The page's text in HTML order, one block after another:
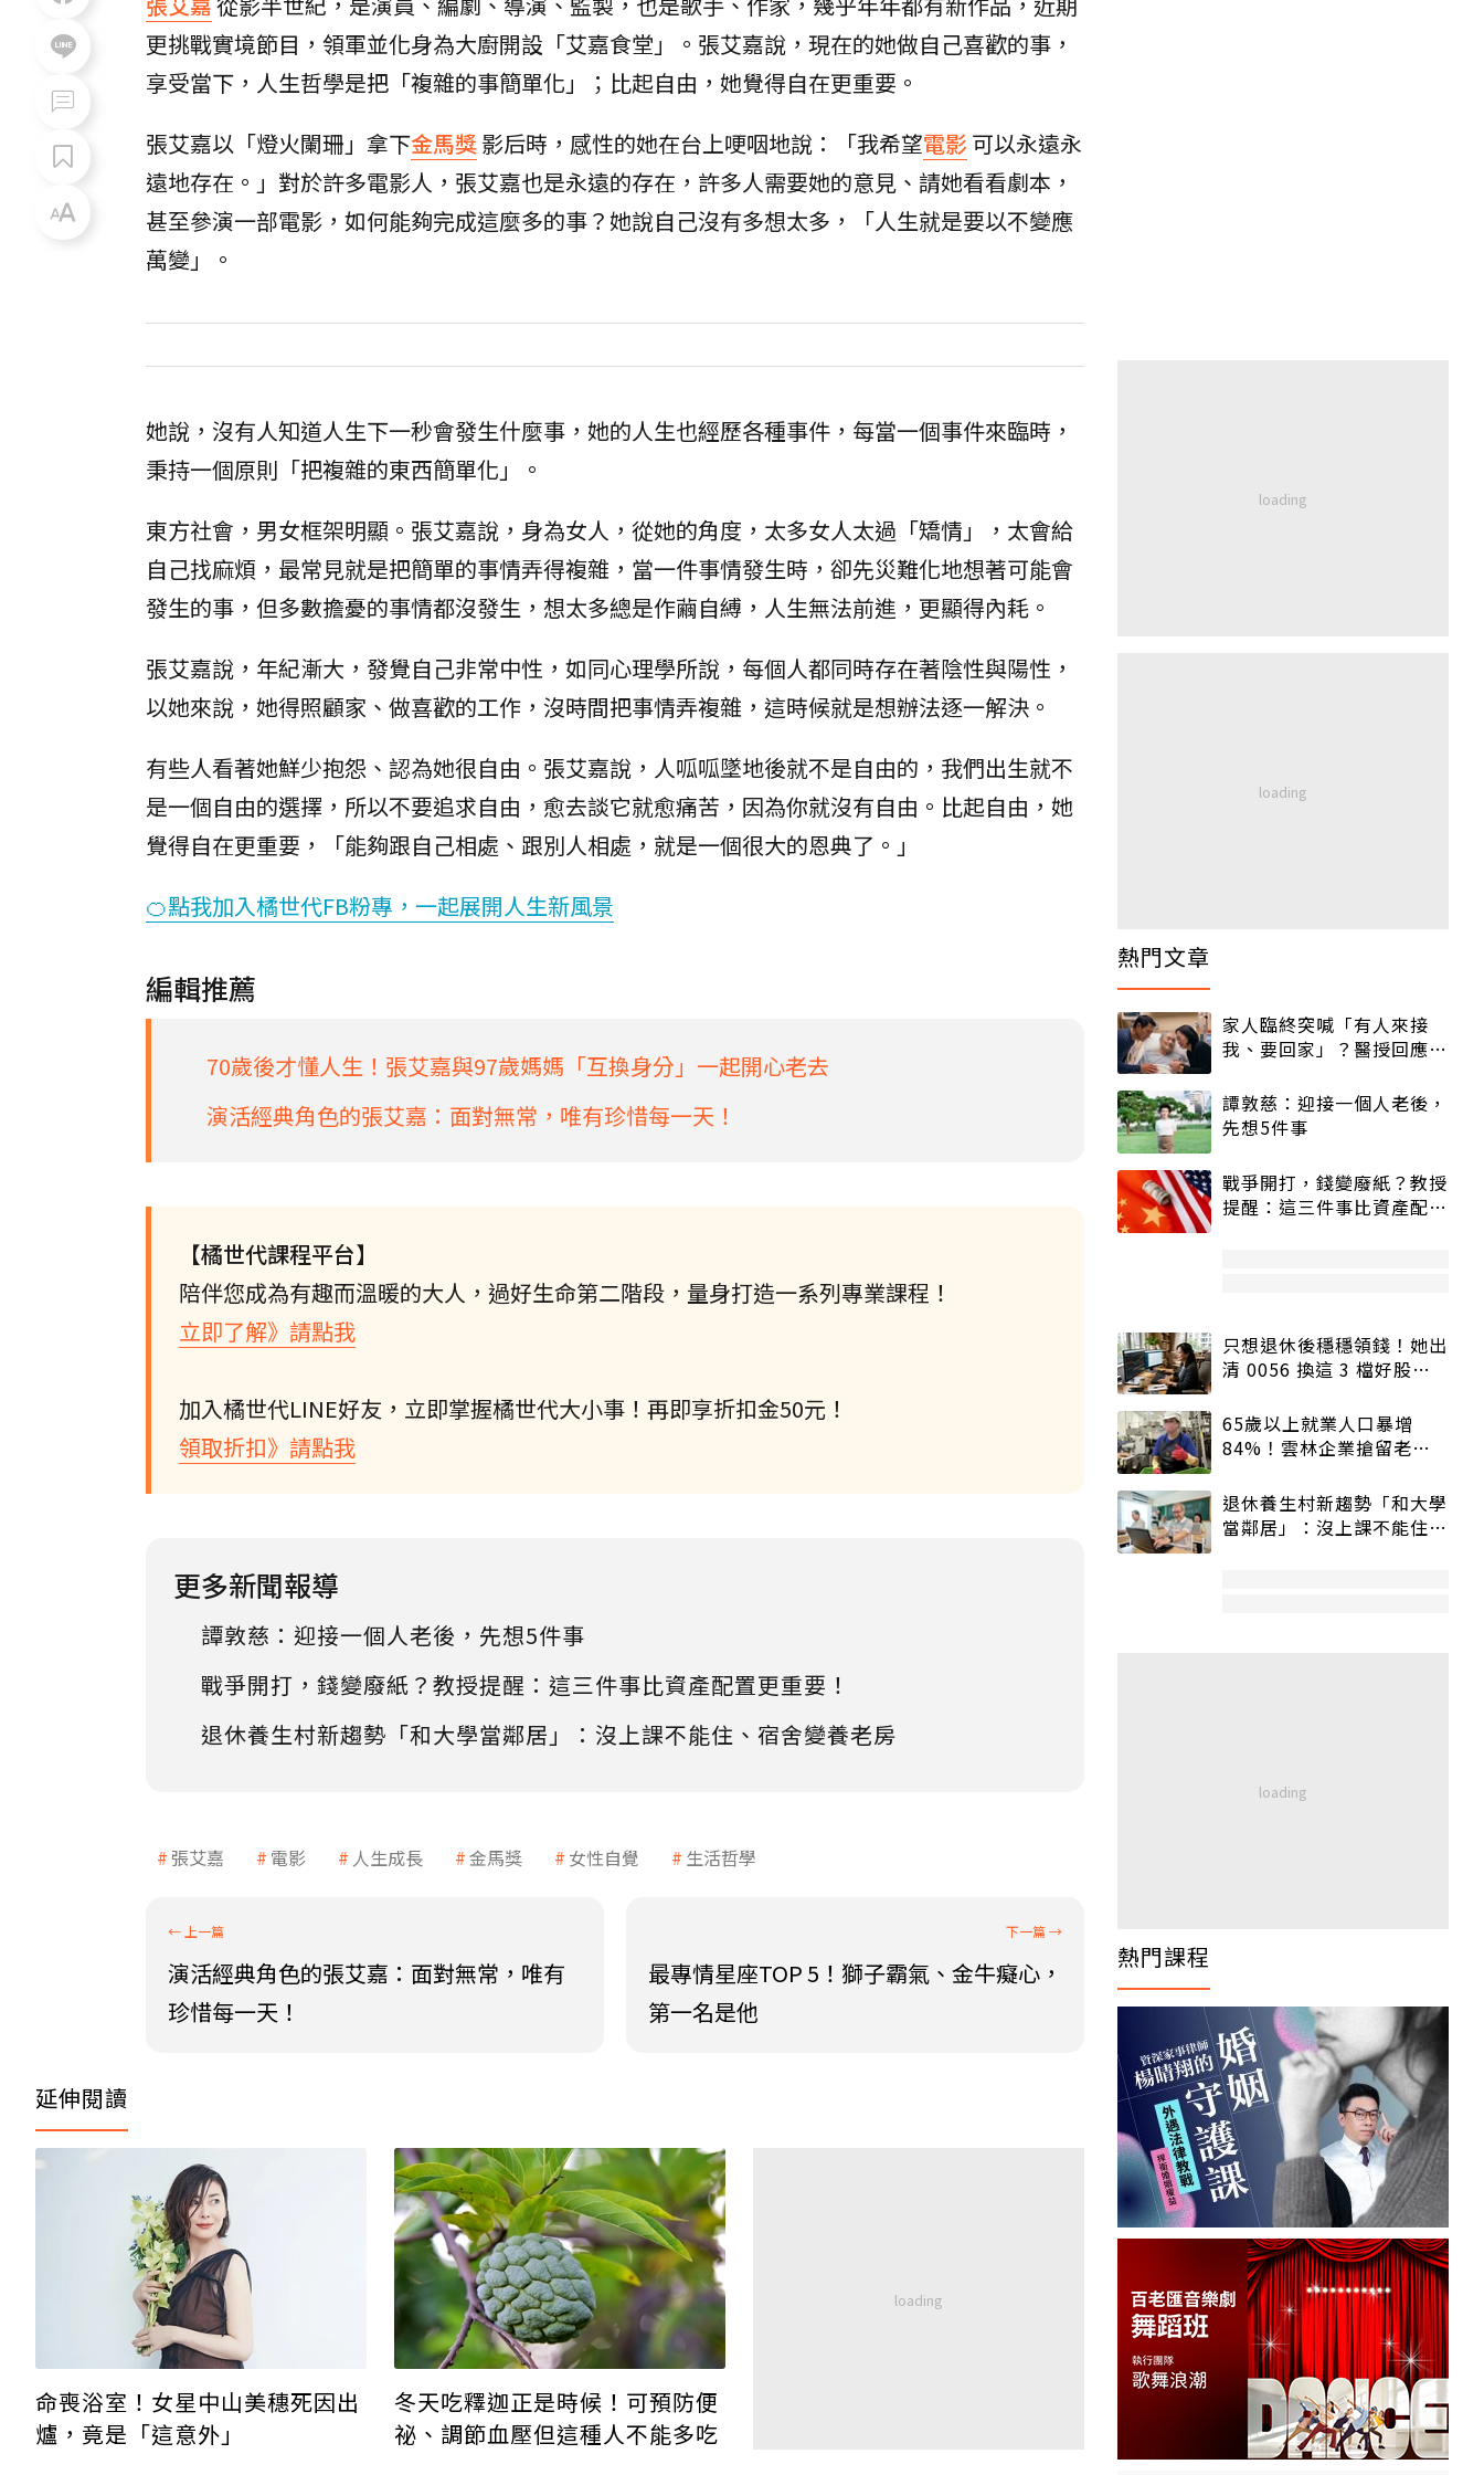
更挑戰實境節目，領軍並化身為大廚開設「艾嘉食堂」。張艾嘉說，現在的她做自己喜歡的事，
享受當下，人生哲學是把「複雜的事簡單化」；比起自由，她覺得自在更重要。
張艾嘉以「燈火闌珊」拿下金馬獎影后時，感性的她在台上哽咽地說：「我希望電影 可以永遠永
遠地存在。」對於許多電影人，張艾嘉也是永遠的存在，許多人需要她的意見、請她看看劇本，
甚至參演一部電影，如何能夠完成這麼多的事？她說自己沒有多想太多，「人生就是要以不變應
萬變」。
她說，沒有人知道人生下一秒會發生什麼事，她的人生也經歷各種事件，每當一個事件來臨時，
秉持一個原則「把複雜的東西簡單化」。
東方社會，男女框架明顯。張艾嘉說，身為女人，從她的角度，太多女人太過「矯情」，太會給
自己找麻煩，最常見就是把簡單的事情弄得複雜，當一件事情發生時，卻先災難化地想著可能會
發生的事，但多數擔憂的事情都沒發生，想太多總是作繭自縛，人生無法前進，更顯得內耗。
張艾嘉說，年紀漸大，發覺自己非常中性，如同心理學所說，每個人都同時存在著陰性與陽性，
以她來說，她得照顧家、做喜歡的工作，沒時間把事情弄複雜，這時候就是想辦法逐一解決。
有些人看著她鮮少抱怨、認為她很自由。張艾嘉說，人呱呱墜地後就不是自由的，我們出生就不
是一個自由的選擇，所以不要追求自由，愈去談它就愈痛苦，因為你就沒有自由。比起自由，她
覺得自在更重要，「能夠跟自己相處、跟別人相處，就是一個很大的恩典了。」
🍊點我加入橘世代FB粉專，一起展開人生新風景
編輯推薦
70歲後才懂人生！張艾嘉與97歲媽媽「互換身分」一起開心老去
演活經典角色的張艾嘉：面對無常，唯有珍惜每一天！
【橘世代課程平台】
陪伴您成為有趣而溫暖的大人，過好生命第二階段，量身打造一系列專業課程！
立即了解》請點我
加入橘世代LINE好友，立即掌握橘世代大小事！再即享折扣金50元！
領取折扣》請點我
更多新聞報導
譚敦慈：迎接一個人老後，先想5件事
戰爭開打，錢變廢紙？教授提醒：這三件事比資產配置更重要！
退休養生村新趨勢「和大學當鄰居」：沒上課不能住、宿舍變養老房
張艾嘉 電影 人生成長 金馬獎 女性自覺 生活哲學
演活經典角色的張艾嘉：面對無常，唯有
珍惜每一天！
最專情星座TOP 5！獅子霸氣、金牛癡心，
第一名是他
延伸閱讀
命喪浴室！女星中山美穗死因出
爐，竟是「這意外」
冬天吃釋迦正是時候！可預防便
祕、調節血壓但這種人不能多吃
熱門文章
家人臨終突喊「有人來接
我、要回家」？醫授回應方
譚敦慈：迎接一個人老後，
先想5件事
戰爭開打，錢變廢紙？教授
提醒：這三件事比資產配置
只想退休後穩穩領錢！她出
清 0056 換這 3 檔好股：
65歲以上就業人口暴增
84%！雲林企業搶留老員
退休養生村新趨勢「和大學
當鄰居」：沒上課不能住、
熱門課程